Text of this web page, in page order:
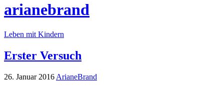
arianebrand
Leben mit Kindern
Erster Versuch
26. Januar 2016 ArianeBrand